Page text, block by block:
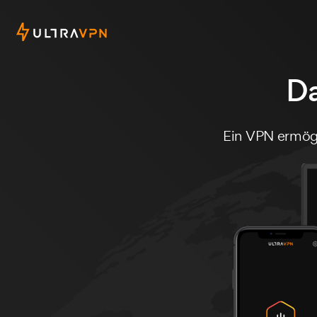
Ein VPN